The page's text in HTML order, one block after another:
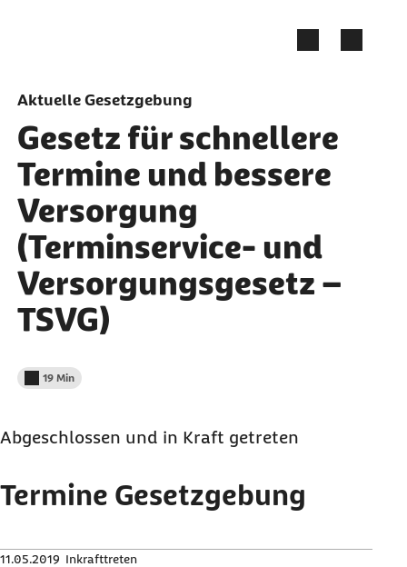
Aktuelle Gesetzgebung
Gesetz für schnellere
Termine und bessere
Versorgung
(Terminservice- und
Versorgungsgesetz –
TSVG)
Lesedauer weniger als
19 Min
Abgeschlossen und in Kraft getreten
Termine Gesetzgebung
11.05.2019 Inkrafttreten